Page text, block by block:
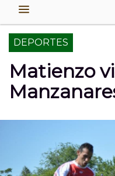
DEPORTES
Matienzo